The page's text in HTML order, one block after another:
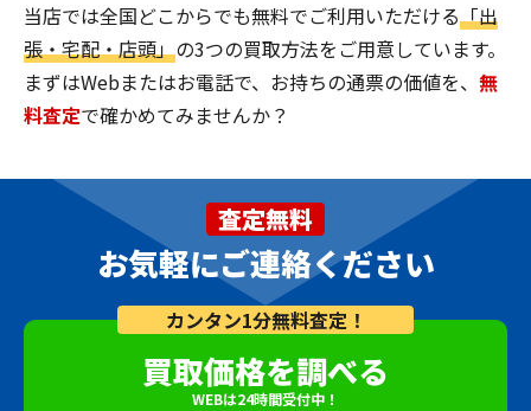
当店では全国どこからでも無料でご利用いただける「出
張・宅配・店頭」の3つの買取方法をご用意しています。
まずはWebまたはお電話で、お持ちの通票の価値を、 無
料査定で確かめてみませんか？
査定無料
お気軽にご連絡ください
カンタン1分無料査定！
買取価格を調べる
WEBは24時間受付中！